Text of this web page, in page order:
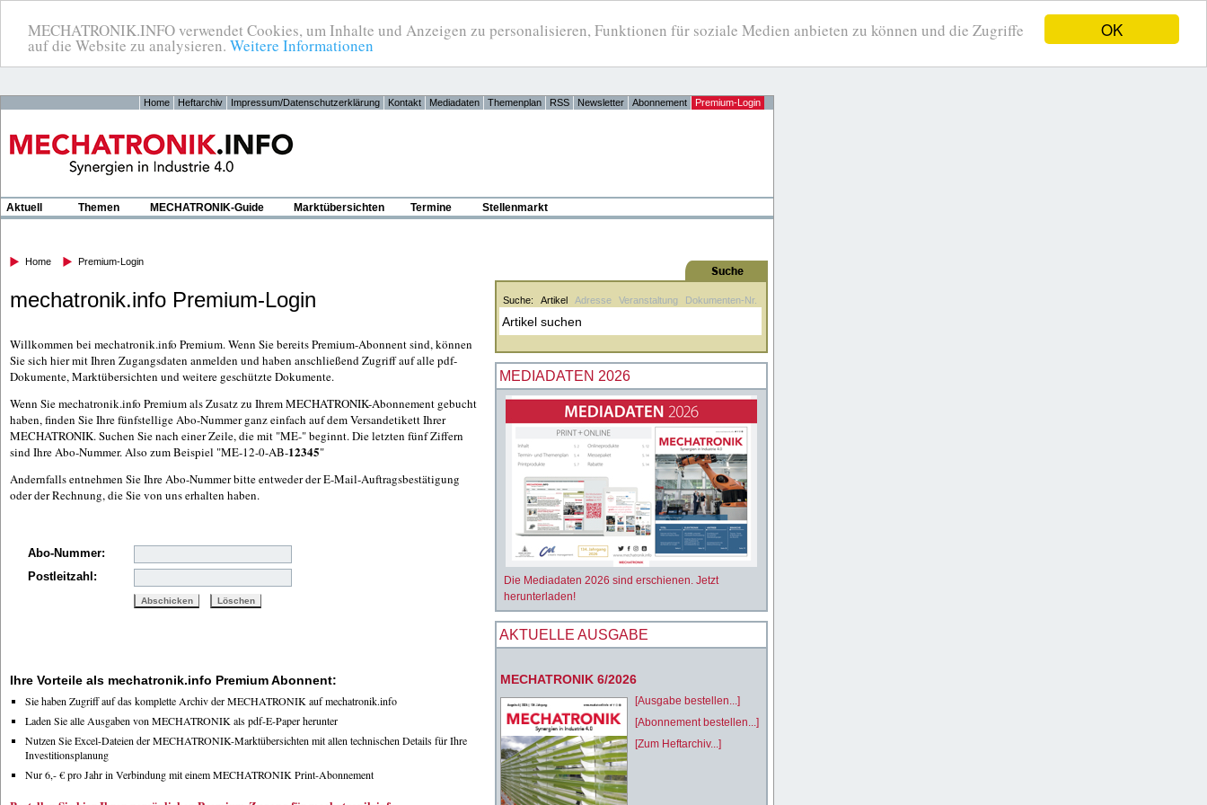
OK
MECHATRONIK.INFO verwendet Cookies, um Inhalte und Anzeigen zu personalisieren, Funktionen für soziale Medien anbieten zu können und die Zugriffe
auf die Website zu analysieren. Weitere Informationen
Home Heftarchiv Impressum/Datenschutzerklärung Kontakt Mediadaten Themenplan RSS Newsletter Abonnement Premium-Login
Aktuell Themen MECHATRONIK-Guide Marktübersichten Termine Stellenmarkt
Home Premium-Login
mechatronik.info Premium-Login
Willkommen bei mechatronik.info Premium. Wenn Sie bereits Premium-Abonnent sind, können
Sie sich hier mit Ihren Zugangsdaten anmelden und haben anschließend Zugriff auf alle pdf-
Dokumente, Marktübersichten und weitere geschützte Dokumente.
Wenn Sie mechatronik.info Premium als Zusatz zu Ihrem MECHATRONIK-Abonnement gebucht
haben, finden Sie Ihre fünfstellige Abo-Nummer ganz einfach auf dem Versandetikett Ihrer
MECHATRONIK. Suchen Sie nach einer Zeile, die mit "ME-" beginnt. Die letzten fünf Ziffern
sind Ihre Abo-Nummer. Also zum Beispiel "ME-12-0-AB-12345"
Andernfalls entnehmen Sie Ihre Abo-Nummer bitte entweder der E-Mail-Auftragsbestätigung
oder der Rechnung, die Sie von uns erhalten haben.
Abo-Nummer:
Postleitzahl:
Ihre Vorteile als mechatronik.info Premium Abonnent:
Sie haben Zugriff auf das komplette Archiv der MECHATRONIK auf mechatronik.info
Laden Sie alle Ausgaben von MECHATRONIK als pdf-E-Paper herunter
Nutzen Sie Excel-Dateien der MECHATRONIK-Marktübersichten mit allen technischen Details für Ihre
Investitionsplanung
Nur 6,- € pro Jahr in Verbindung mit einem MECHATRONIK Print-Abonnement
Suche: Artikel Adresse Veranstaltung Dokumenten-Nr.
MEDIADATEN 2026
Die Mediadaten 2026 sind erschienen. Jetzt
herunterladen!
AKTUELLE AUSGABE
MECHATRONIK 6/2026
[Ausgabe bestellen...]
[Abonnement bestellen...]
[Zum Heftarchiv...]